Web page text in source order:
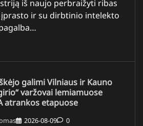
iš naujo perbraižyti ribas
ir su dirbtinio intelekto
galimi Vilniaus ir Kauno
varžovai lemiamuose
atrankos etapuose
2026-08-09 0